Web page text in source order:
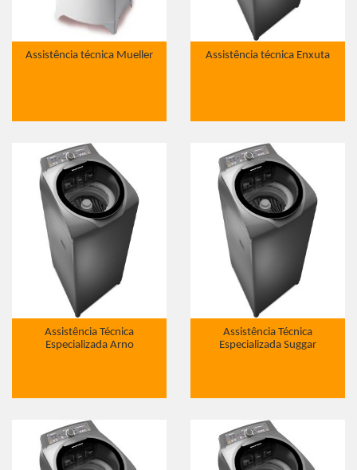
Assistência técnica Mueller Assistência técnica Enxuta
Assistência Técnica
Especializada Arno
Assistência Técnica
Especializada Suggar